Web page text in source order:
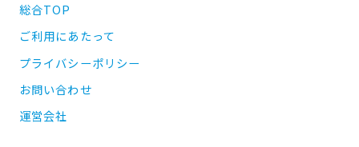
総合TOP
ご利用にあたって
プライバシーポリシー
お問い合わせ
運営会社